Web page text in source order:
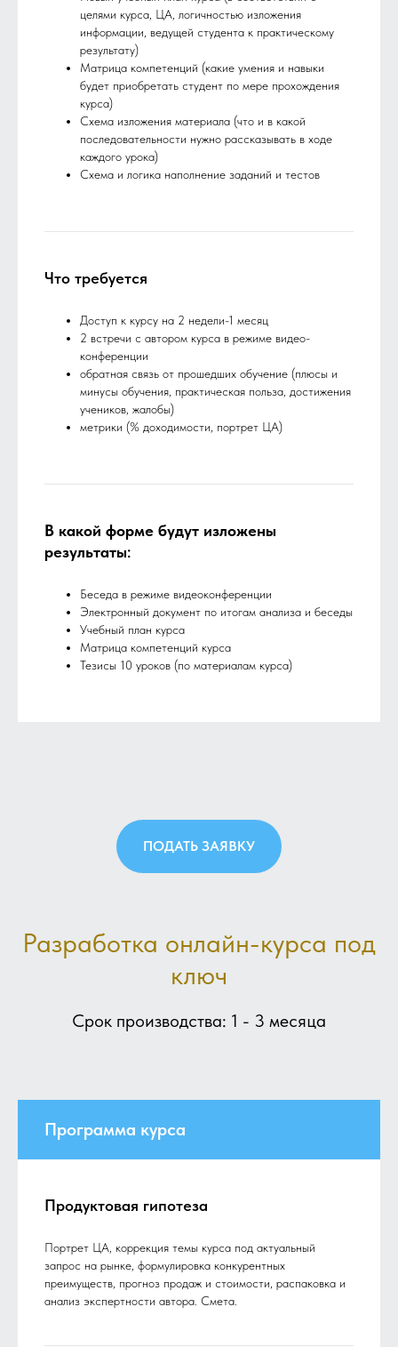
целями курса, ЦА, логичностью изложения
информации, ведущей студента к практическому
результату)
Матрица компетенций (какие умения и навыки
будет приобретать студент по мере прохождения
курса)
Схема изложения материала (что и в какой
последовательности нужно рассказывать в ходе
каждого урока)
Схема и логика наполнение заданий и тестов
Что требуется
Доступ к курсу на 2 недели-1 месяц
2 встречи с автором курса в режиме видео-
конференции
обратная связь от прошедших обучение (плюсы и
минусы обучения, практическая польза, достижения
учеников, жалобы)
метрики (% доходимости, портрет ЦА)
В какой форме будут изложены
результаты:
Беседа в режиме видеоконференции
Электронный документ по итогам анализа и беседы
Учебный план курса
Матрица компетенций курса
Тезисы 10 уроков (по материалам курса)
ПОДАТЬ ЗАЯВКУ
Разработка онлайн-курса под
ключ
Срок производства: 1 - 3 месяца
Программа курса
Продуктовая гипотеза
Портрет ЦА, коррекция темы курса под актуальный
запрос на рынке, формулировка конкурентных
преимуществ, прогноз продаж и стоимости, распаковка и
анализ экспертности автора. Смета.